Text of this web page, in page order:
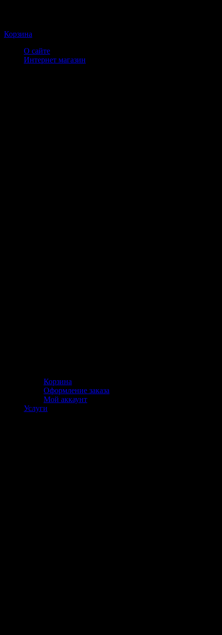
Корзина
О сайте
Интернет магазин
Корзина
Оформление заказа
Мой аккаунт
Услуги